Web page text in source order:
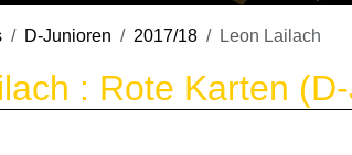
D-Junioren 2017/18 Leon Lailach
: Rote Karten